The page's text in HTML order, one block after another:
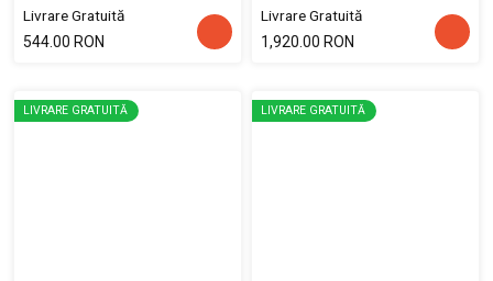
Livrare Gratuită
544.00 RON
Livrare Gratuită
1,920.00 RON
LIVRARE GRATUITĂ LIVRARE GRATUITĂ